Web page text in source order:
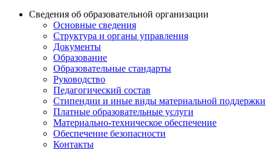
Сведения об образовательной организации
Основные сведения
Структура и органы управления
Документы
Образование
Образовательные стандарты
Руководство
Педагогический состав
Стипендии и иные виды материальной поддержки
Платные образовательные услуги
Материально-техническое обеспечение
Обеспечение безопасности
Контакты